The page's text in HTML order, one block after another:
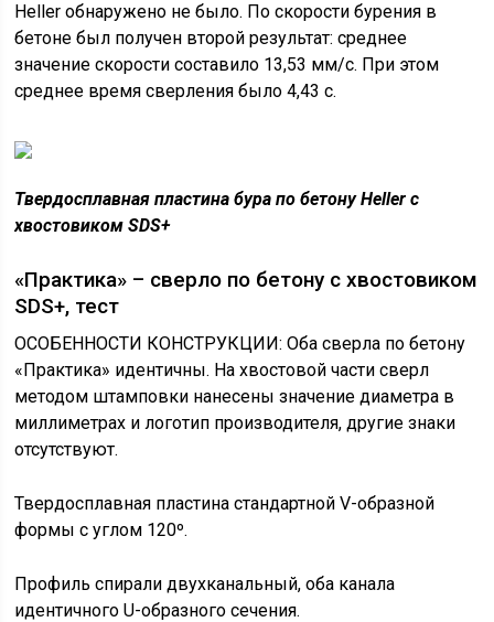
Heller обнаружено не было. По скорости бурения в
бетоне был получен второй результат: среднее
значение скорости составило 13,53 мм/с. При этом
среднее время сверления было 4,43 с.
Твердосплавная пластина бура по бетону Heller с
хвостовиком SDS+
«Практика» – сверло по бетону с хвостовиком
SDS+, тест
ОСОБЕННОСТИ КОНСТРУКЦИИ: Оба сверла по бетону
«Практика» идентичны. На хвостовой части сверл
методом штамповки нанесены значение диаметра в
миллиметрах и логотип производителя, другие знаки
отсутствуют.
Твердосплавная пластина стандартной V-образной
формы с углом 120º.
Профиль спирали двухканальный, оба канала
идентичного U-образного сечения.